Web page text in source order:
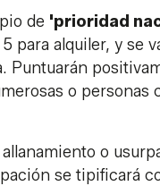
de 'prioridad
para alquiler, y se
Puntuarán
o personas
o
se tipificará